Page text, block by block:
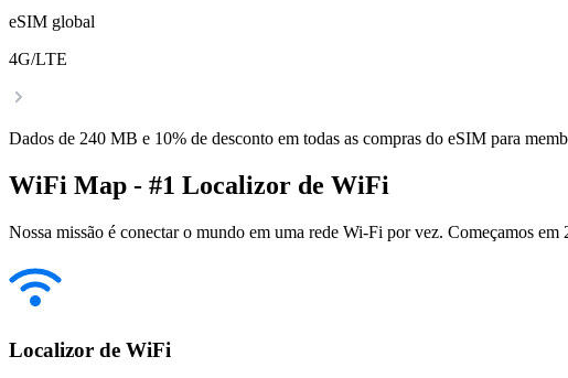
eSIM global
4G/LTE
Dados de 240 MB e 10% de desconto em todas as compras do eSIM para
WiFi Map - #1 Localizor de WiFi
Nossa missão é conectar o mundo em uma rede Wi-Fi por vez. Começamos
Localizor de WiFi